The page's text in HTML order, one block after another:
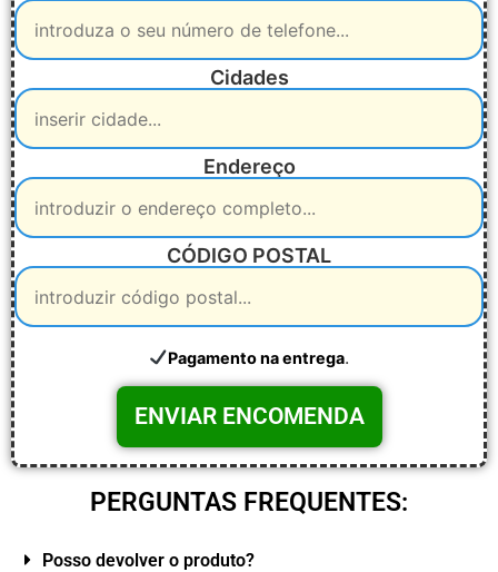
Cidades
Endereço
CÓDIGO POSTAL
Pagamento na entrega.
PERGUNTAS FREQUENTES:
Posso devolver o produto?